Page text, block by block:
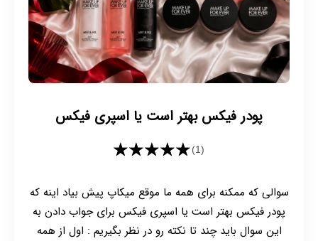
پودر فیکس بهتر است یا اسپری فیکس
★★★★★(1)
سوالی که ممکنه برای همه ما موقع میکاپ پیش بیاد اینه که
پودر فیکس بهتر است یا اسپری فیکس برای جواب دادن به
این سوال باید چند تا نکته رو در نظر بگیریم : اول از همه